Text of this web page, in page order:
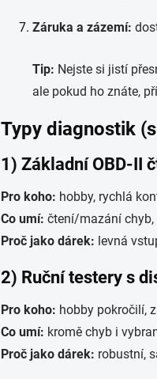
Záruka a zázemí:
Tip: Nejste si jistí
ale pokud ho znáte,
Typy diagnostik
1) Základní OBD-II
Pro koho: hobby, rychlá
Co umí: čtení/mazání chyb,
Proč jako dárek: levná
2) Ruční testery s
Pro koho: hobby pokročilí,
Co umí: kromě chyb i
Proč jako dárek: robustní,